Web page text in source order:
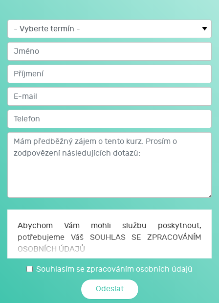
Abychom Vám mohli službu poskytnout,
potřebujeme Váš SOUHLAS SE ZPRACOVÁNÍM
OSOBNÍCH ÚDAJŮ
Uděluji JCMM, z. s. p. o., sídlo Česká 166/11, 602
00 Brno, IČO: 750 64 707 (JCMM) souhlas se
zpracováním svých osobních a citlivých údajů,
Souhlasím se zpracováním osobních údajů